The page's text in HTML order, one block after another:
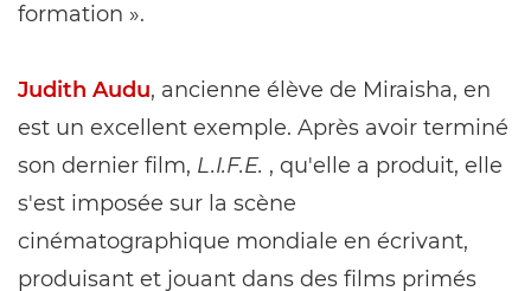
formation ».
Judith Audu, ancienne élève de Miraisha, en
est un excellent exemple. Après avoir terminé
son dernier film, L.I.F.E. , qu'elle a produit, elle
s'est imposée sur la scène
cinématographique mondiale en écrivant,
produisant et jouant dans des films primés